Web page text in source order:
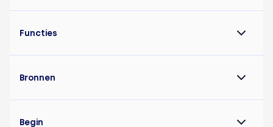
Functies
Bronnen
Begin